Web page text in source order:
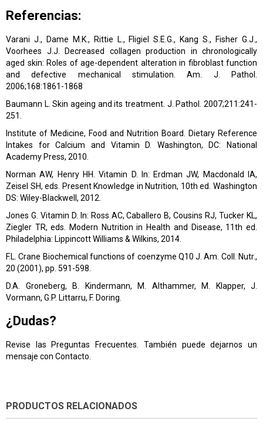
Referencias:
Varani J., Dame M.K., Rittie L., Fligiel S.E.G., Kang S., Fisher G.J.,
Voorhees J.J. Decreased collagen production in chronologically
aged skin: Roles of age-dependent alteration in fibroblast function
and defective mechanical stimulation. Am. J. Pathol.
2006;168:1861-1868
Baumann L. Skin ageing and its treatment. J. Pathol. 2007;211:241-
251.
Institute of Medicine, Food and Nutrition Board. Dietary Reference
Intakes for Calcium and Vitamin D. Washington, DC: National
Academy Press, 2010.
Norman AW, Henry HH. Vitamin D. In: Erdman JW, Macdonald IA,
Zeisel SH, eds. Present Knowledge in Nutrition, 10th ed. Washington
DS: Wiley-Blackwell, 2012.
Jones G. Vitamin D. In: Ross AC, Caballero B, Cousins RJ, Tucker KL,
Ziegler TR, eds. Modern Nutrition in Health and Disease, 11th ed.
Philadelphia: Lippincott Williams & Wilkins, 2014.
F.L. Crane Biochemical functions of coenzyme Q10 J. Am. Coll. Nutr.,
20 (2001), pp. 591-598.
D.A. Groneberg, B. Kindermann, M. Althammer, M. Klapper, J.
Vormann, G.P. Littarru, F. Doring.
¿Dudas?
Revise las Preguntas Frecuentes . También puede dejarnos un
mensaje con Contacto
PRODUCTOS RELACIONADOS